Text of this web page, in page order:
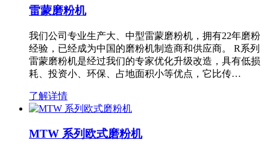
雷蒙磨粉机
我们公司专业生产大、中型雷蒙磨粉机，拥有22年磨粉
经验，已经成为中国的磨粉机制造商和供应商。 R系列
雷蒙磨粉机是经过我们的专家优化升级改造，具有低损
耗、投资小、环保、占地面积小等优点，它比传…
了解详情
MTW 系列欧式磨粉机